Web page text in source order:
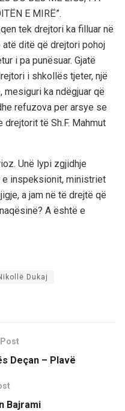
E MIRË”.
tek drejtori ka filluar në
ditë që drejtori pohoj
i pa punësuar. Gjatë
i shkollës tjeter, një
ka ndëgjuar që
refuzova per arsye se
drejtorit të Sh.F. Mahmut
Unë lypi zgjidhje
e inspeksionit, ministriet
a jam në të drejtë që
A është e
Dukaj
Deçan – Plavë
Bajrami